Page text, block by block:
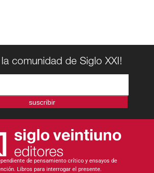
la comunidad de Siglo XXI!
suscribir
de pensamiento crítico y ensayos de
Libros para interrogar el presente.